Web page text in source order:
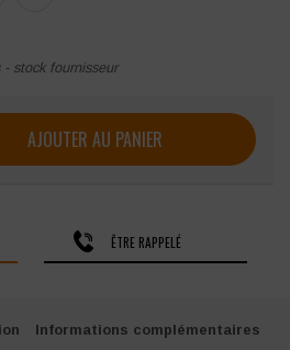
- stock fournisseur
B-STRONG
AJOUTER AU PANIER
ÊTRE RAPPELÉ
Informations complémentaires